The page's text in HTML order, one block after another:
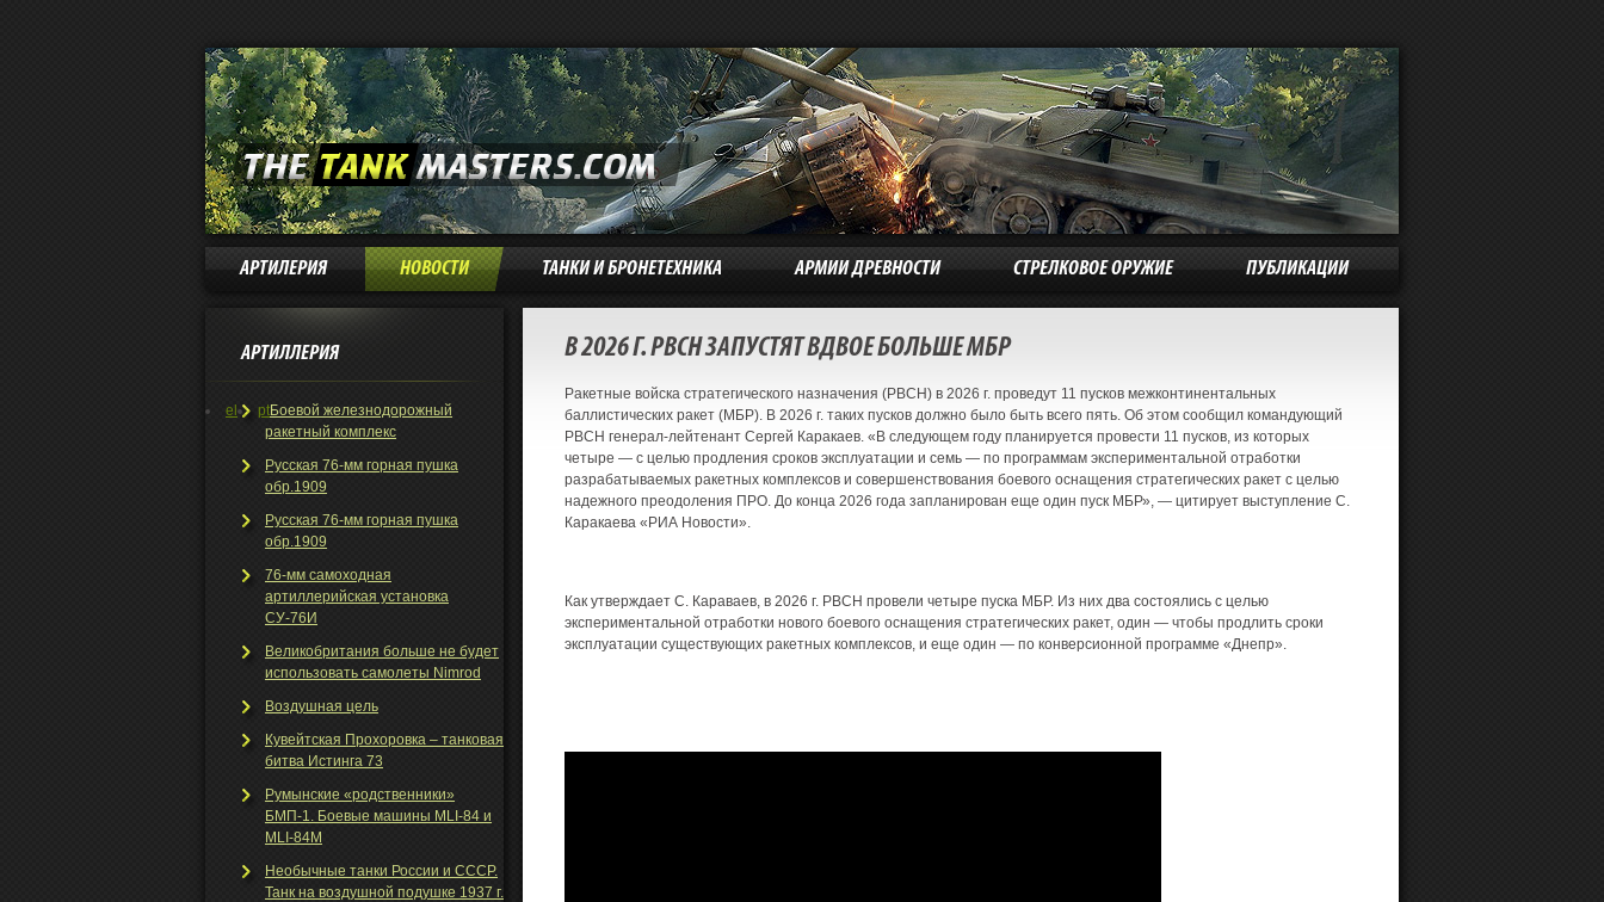
АРТИЛЕРИЯ НОВОСТИ ТАНКИ И БРОНЕТЕХНИКА АРМИИ ДРЕВНОСТИ СТРЕЛКОВОЕ ОРУЖИЕ ПУБЛИКАЦИИ
АРТИЛЛЕРИЯ
el ptБоевой железнодорожный
ракетный комплекс
Русская 76-мм горная пушка
обр.1909
Русская 76-мм горная пушка
обр.1909
76-мм самоходная
артиллерийская установка
СУ-76И
Великобритания больше не будет
использовать самолеты Nimrod
Воздушная цель
Кувейтская Прохоровка – танковая
битва Истинга 73
Румынские «родственники»
БМП-1. Боевые машины MLI-84 и
MLI-84M
Необычные танки Росcии и СССР.
Танк на воздушной подушке 1937 г.
В 2026 Г. РВСН ЗАПУСТЯТ ВДВОЕ БОЛЬШЕ МБР
Ракетные войска стратегического назначения (РВСН) в 2026 г. проведут 11 пусков межконтинентальных
баллистических ракет (МБР). В 2026 г. таких пусков должно было быть всего пять. Об этом сообщил командующий
РВСН генерал-лейтенант Сергей Каракаев. «В следующем году планируется провести 11 пусков, из которых
четыре — с целью продления сроков эксплуатации и семь — по программам экспериментальной отработки
разрабатываемых ракетных комплексов и совершенствования боевого оснащения стратегических ракет с целью
надежного преодоления ПРО. До конца 2026 года запланирован еще один пуск МБР», — цитирует выступление С.
Каракаева «РИА Новости».
Как утверждает С. Караваев, в 2026 г. РВСН провели четыре пуска МБР. Из них два состоялись с целью
экспериментальной отработки нового боевого оснащения стратегических ракет, один — чтобы продлить сроки
эксплуатации существующих ракетных комплексов, и еще один — по конверсионной программе «Днепр».